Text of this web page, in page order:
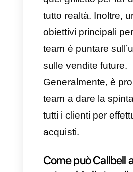
Un compito
quello di offrire
vendita, strano
questo è
per questo